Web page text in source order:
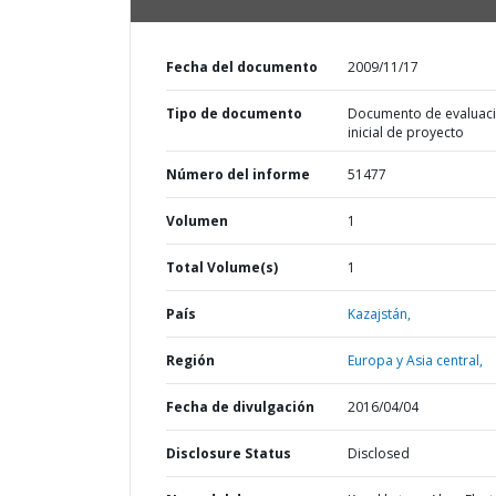
Fecha del documento 2009/11/17
Tipo de documento
Documento de
inicial de proyecto
Número del informe 51477
Volumen 1
Total Volume(s) 1
País Kazajstán,
Región Europa y Asia central,
Fecha de divulgación 2016/04/04
Disclosure Status Disclosed